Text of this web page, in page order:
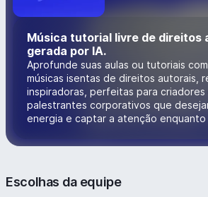
Música tutorial livre de direitos
gerada por IA.
Aprofunde suas aulas ou tutoriais
músicas isentas de direitos autorais,
inspiradoras, perfeitas para
palestrantes corporativos que
energia e captar a atenção enquanto
Escolhas da equipe